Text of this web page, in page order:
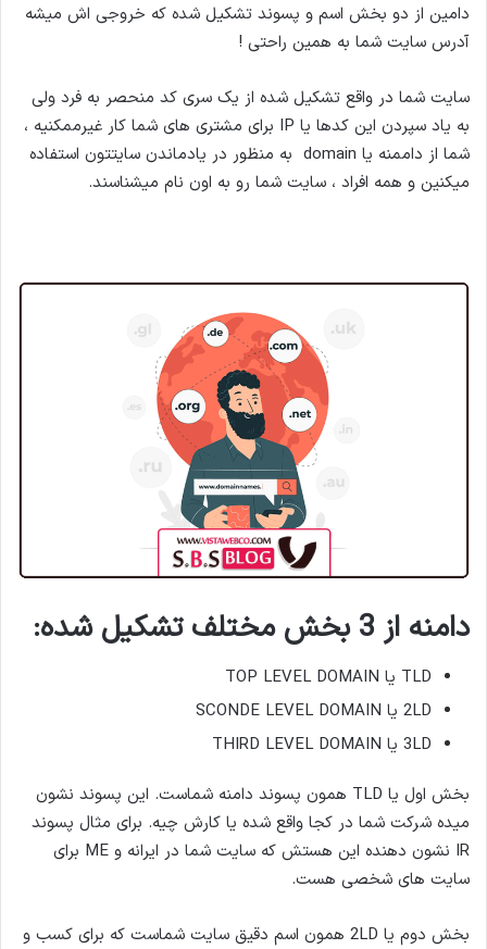
دامین از دو بخش اسم و پسوند تشکیل شده که خروجی اش میشه
آدرس سایت شما به همین راحتی !
سایت شما در واقع تشکیل شده از یک سری کد منحصر به فرد ولی
به یاد سپردن این کدها یا IP برای مشتری های شما کار غیرممکنیه ،
شما از داممنه یا domain به منظور در یادماندن سایتتون استفاده
میکنین و همه افراد ، سایت شما رو به اون نام میشناسند.
دامنه از 3 بخش مختلف تشکیل شده:
TLD یا TOP LEVEL DOMAIN
2LD یا SCONDE LEVEL DOMAIN
3LD یا THIRD LEVEL DOMAIN
بخش اول یا TLD همون پسوند دامنه شماست. این پسوند نشون
میده شرکت شما در کجا واقع شده یا کارش چیه. برای مثال پسوند
IR نشون دهنده این هستش که سایت شما در ایرانه و ME برای
سایت های شخصی هست.
بخش دوم یا 2LD همون اسم دقیق سایت شماست که برای کسب و